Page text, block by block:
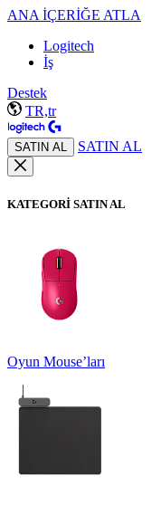
ANA İÇERİĞE ATLA
Logitech
İş
Destek
TR,tr
SATIN AL SATIN AL
KATEGORİ SATIN AL
Oyun Mouse’ları